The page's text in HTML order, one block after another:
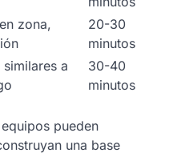
zona,
20-30
minutos
similares a
30-40
minutos
pueden
una base